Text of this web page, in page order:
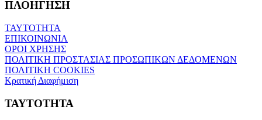
ΠΛΟΗΓΗΣΗ
ΤΑΥΤΟΤΗΤΑ
ΕΠΙΚΟΙΝΩΝΙΑ
ΟΡΟΙ ΧΡΗΣΗΣ
ΠΟΛΙΤΙΚΗ ΠΡΟΣΤΑΣΙΑΣ ΠΡΟΣΩΠΙΚΩΝ ΔΕΔΟΜΕΝΩΝ
ΠΟΛΙΤΙΚΗ COOKIES
Κρατική Διαφήμιση
ΤΑΥΤΟΤΗΤΑ